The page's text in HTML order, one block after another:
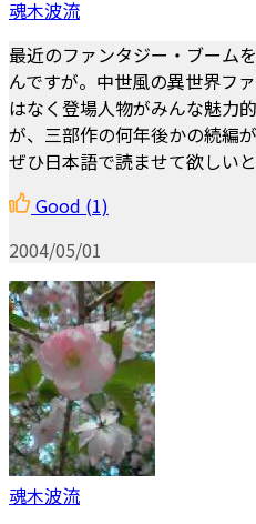
魂木波流
最近のファンタジー・ブーム
んですが。中世風の異世界フ
はなく登場人物がみんな魅力
が、三部作の何年後かの続編
ぜひ日本語で読ませて欲しいと
Good (1)
2004/05/01
魂木波流